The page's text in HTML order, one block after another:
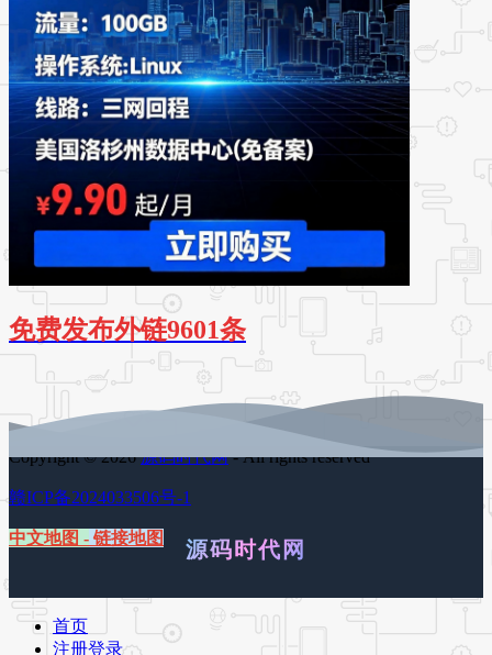
免费发布外链9601条
Copyright © 2026源码时代网- All rights reserved
赣ICP备2024033506号-1
中文地图 - 链接地图 源码时代网
首页
注册登录